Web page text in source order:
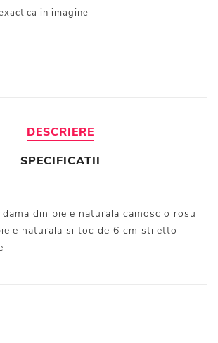
ca in imagine
DESCRIERE
SPECIFICATII
din piele naturala camoscio rosu
naturala si toc de 6 cm stiletto